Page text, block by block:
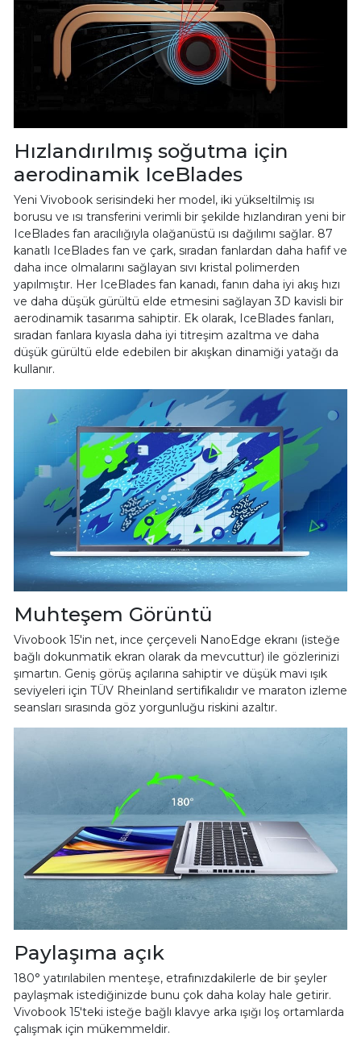
Hızlandırılmış soğutma için
aerodinamik IceBlades
Yeni Vivobook serisindeki her model, iki yükseltilmiş ısı
borusu ve ısı transferini verimli bir şekilde hızlandıran yeni bir
IceBlades fan aracılığıyla olağanüstü ısı dağılımı sağlar. 87
kanatlı IceBlades fan ve çark, sıradan fanlardan daha hafif ve
daha ince olmalarını sağlayan sıvı kristal polimerden
yapılmıştır. Her IceBlades fan kanadı, fanın daha iyi akış hızı
ve daha düşük gürültü elde etmesini sağlayan 3D kavisli bir
aerodinamik tasarıma sahiptir. Ek olarak, IceBlades fanları,
sıradan fanlara kıyasla daha iyi titreşim azaltma ve daha
düşük gürültü elde edebilen bir akışkan dinamiği yatağı da
kullanır.
Muhteşem Görüntü
Vivobook 15'in net, ince çerçeveli NanoEdge ekranı (isteğe
bağlı dokunmatik ekran olarak da mevcuttur) ile gözlerinizi
şımartın. Geniş görüş açılarına sahiptir ve düşük mavi ışık
seviyeleri için TÜV Rheinland sertifikalıdır ve maraton izleme
seansları sırasında göz yorgunluğu riskini azaltır.
Paylaşıma açık
180° yatırılabilen menteşe, etrafınızdakilerle de bir şeyler
paylaşmak istediğinizde bunu çok daha kolay hale getirir.
Vivobook 15'teki isteğe bağlı klavye arka ışığı loş ortamlarda
çalışmak için mükemmeldir.